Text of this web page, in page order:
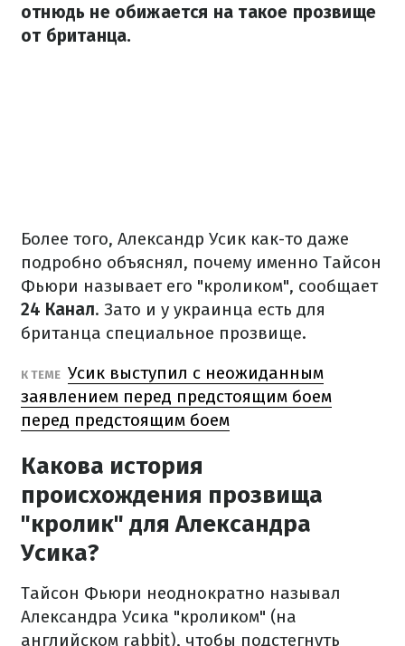
отнюдь не обижается на такое прозвище
от британца.
Более того, Александр Усик как-то даже
подробно объяснял, почему именно Тайсон
Фьюри называет его "кроликом", сообщает
24 Канал. Зато и у украинца есть для
британца специальное прозвище.
К ТЕМЕ Усик выступил с неожиданным
заявлением перед предстоящим боем
перед предстоящим боем
Какова история
происхождения прозвища
"кролик" для Александра
Усика?
Тайсон Фьюри неоднократно называл
Александра Усика "кроликом" (на
английском rabbit), чтобы подстегнуть